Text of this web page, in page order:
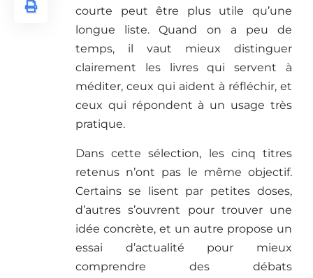
courte peut être plus utile qu’une
longue liste. Quand on a peu de
temps, il vaut mieux distinguer
clairement les livres qui servent à
méditer, ceux qui aident à réfléchir, et
ceux qui répondent à un usage très
pratique.
Dans cette sélection, les cinq titres
retenus n’ont pas le même objectif.
Certains se lisent par petites doses,
d’autres s’ouvrent pour trouver une
idée concrète, et un autre propose un
essai d’actualité pour mieux
comprendre des débats